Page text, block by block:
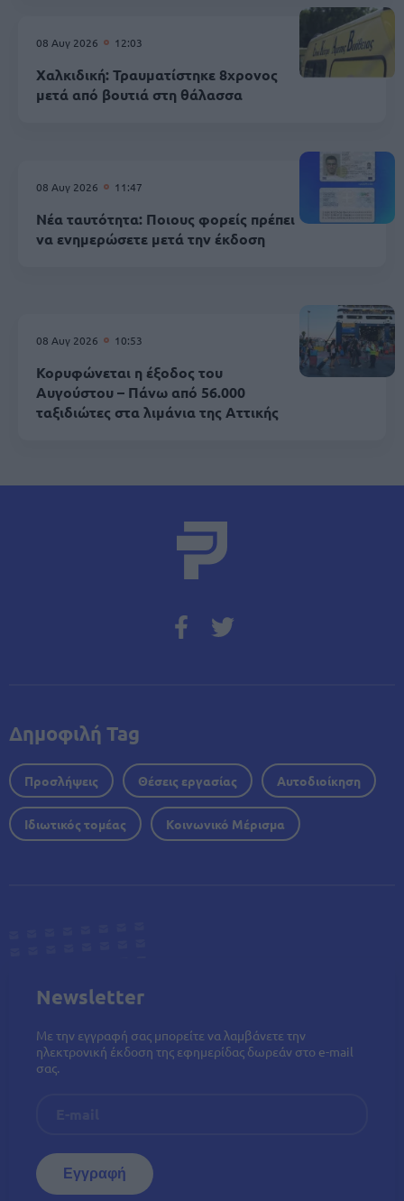
08 Αυγ 2026 12:03
Χαλκιδική: Τραυματίστηκε 8χρονος
μετά από βουτιά στη θάλασσα
08 Αυγ 2026 11:47
Νέα ταυτότητα: Ποιους φορείς πρέπει
να ενημερώσετε μετά την έκδοση
08 Αυγ 2026 10:53
Κορυφώνεται η έξοδος του
Αυγούστου – Πάνω από 56.000
ταξιδιώτες στα λιμάνια της Αττικής
Δημοφιλή Tag
Προσλήψεις Θέσεις εργασίας Αυτοδιοίκηση
Ιδιωτικός τομέας Κοινωνικό Μέρισμα
Newsletter
Με την εγγραφή σας μπορείτε να λαμβάνετε την
ηλεκτρονική έκδοση της εφημερίδας δωρεάν στο e-mail
σας.